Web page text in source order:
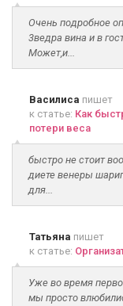
Очень подробное
3ведра вина и в
Может,и...
Василиса пишет
к статье: Как
потери веса
быстро не стоит
диете венеры
для...
Татьяна пишет
к статье:
Уже во время
мы просто